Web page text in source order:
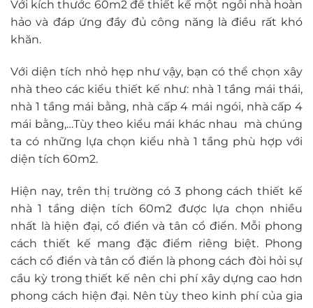
Với kích thước 60m2 để thiết kế một ngôi nhà hoàn
hảo và đáp ứng đầy đủ công năng là điều rất khó
khăn.
Với diện tích nhỏ hẹp như vậy, bạn có thể chọn xây
nhà theo các kiểu thiết kế như: nhà 1 tầng mái thái,
nhà 1 tầng mái bằng, nhà cấp 4 mái ngói, nhà cấp 4
mái bằng,…Tùy theo kiểu mái khác nhau mà chúng
ta có những lựa chọn kiểu nhà 1 tầng phù hợp với
diện tích 60m2.
Hiện nay, trên thị trường có 3 phong cách thiết kế
nhà 1 tầng diện tích 60m2 được lựa chọn nhiều
nhất là hiện đại, cổ điển và tân cổ điển. Mỗi phong
cách thiết kế mang đặc điểm riêng biệt. Phong
cách cổ điển và tân cổ điển là phong cách đòi hỏi sự
cầu kỳ trong thiết kế nên chi phí xây dựng cao hơn
phong cách hiện đại. Nên tùy theo kinh phí của gia